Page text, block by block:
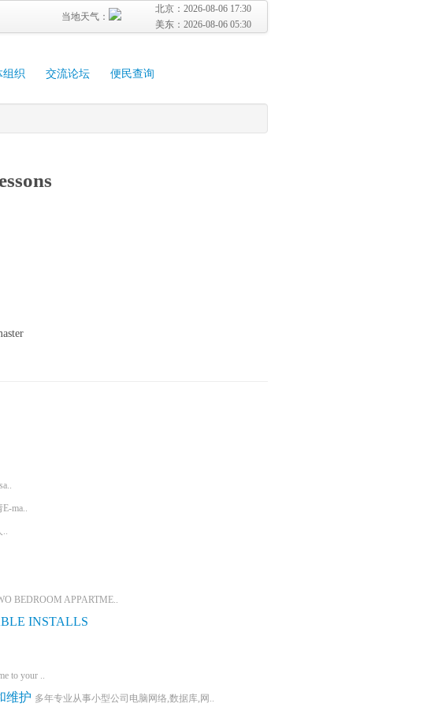
北京： 2026-08-06 17:30
美东： 2026-08-06 05:30
当地天气：
组织 交流论坛 便民查询
ma..
..
BEDROOM APPARTME..
INSTALLS
to your ..
维护 多年专业从事小型公司电脑网络,数据库,网..